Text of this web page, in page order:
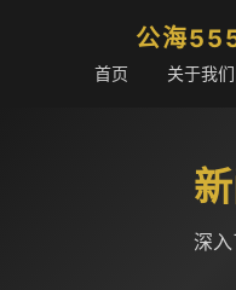
公海
首页 关于我们
深